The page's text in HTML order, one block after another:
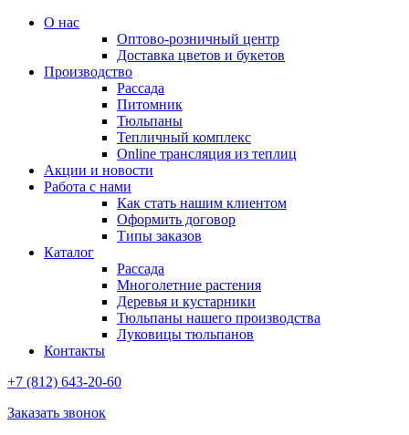
О нас
Оптово-розничный центр
Доставка цветов и букетов
Производство
Рассада
Питомник
Тюльпаны
Тепличный комплекс
Online трансляция из теплиц
Акции и новости
Работа с нами
Как стать нашим клиентом
Оформить договор
Типы заказов
Каталог
Рассада
Многолетние растения
Деревья и кустарники
Тюльпаны нашего производства
Луковицы тюльпанов
Контакты
+7 (812) 643-20-60
Заказать звонок